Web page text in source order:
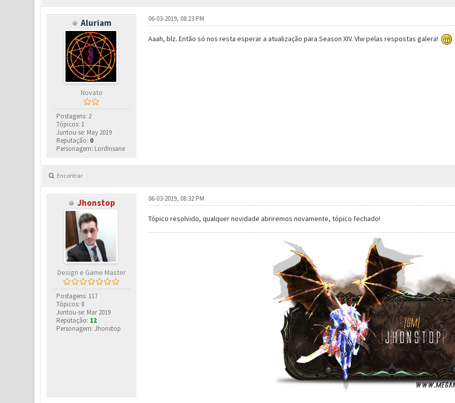
Aluriam
Novato
Postagens: 2
Tópicos: 1
Juntou-se: May 2019
Reputação: 0
Personagem: LordInsane
06-03-2019, 08:23 PM
Aaah, blz. Então só nos resta esperar a atualização para Season XIV. Vlw pelas respostas galera!
Encontrar
Jhonstop
Design e Game Master
Postagens: 117
Tópicos: 8
Juntou-se: Mar 2019
Reputação: 12
Personagem: Jhonstop
06-03-2019, 08:32 PM
Tópico resolvido, qualquer novidade abriremos novamente, tópico fechado!